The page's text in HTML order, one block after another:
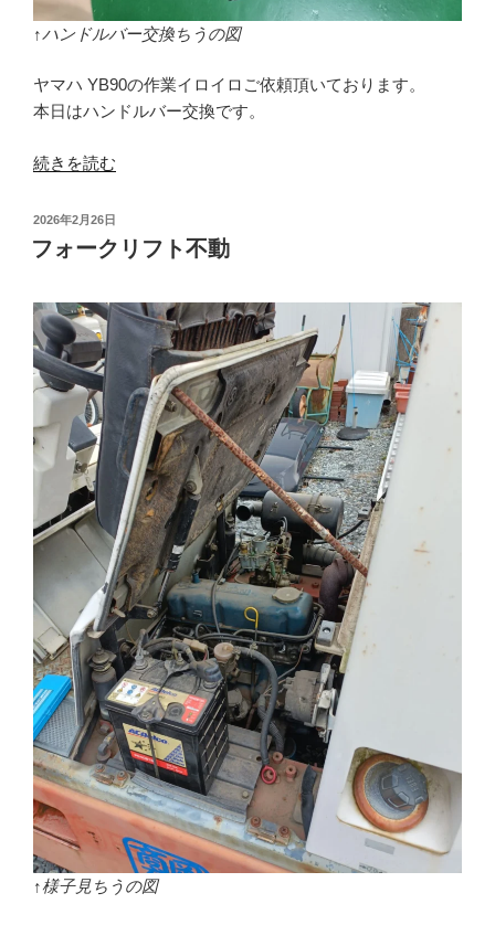
↑ハンドルバー交換ちうの図
ヤマハ YB90の作業イロイロご依頼頂いております。
本日はハンドルバー交換です。
“YB90
業
イ
ロ
の
続
き”
の
続きを読む
投
稿
日:
2026年2月26日
フォークリフト不動
↑様子見ちうの図